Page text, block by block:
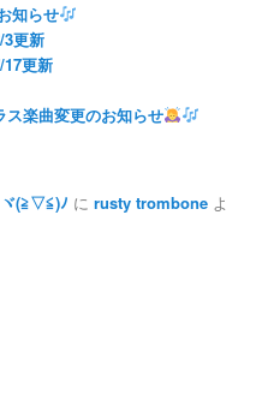
知らせ
3更新
17更新
ス楽曲変更のお知らせ
ヾ(≧▽≦)ﾉ にrusty trombone よ